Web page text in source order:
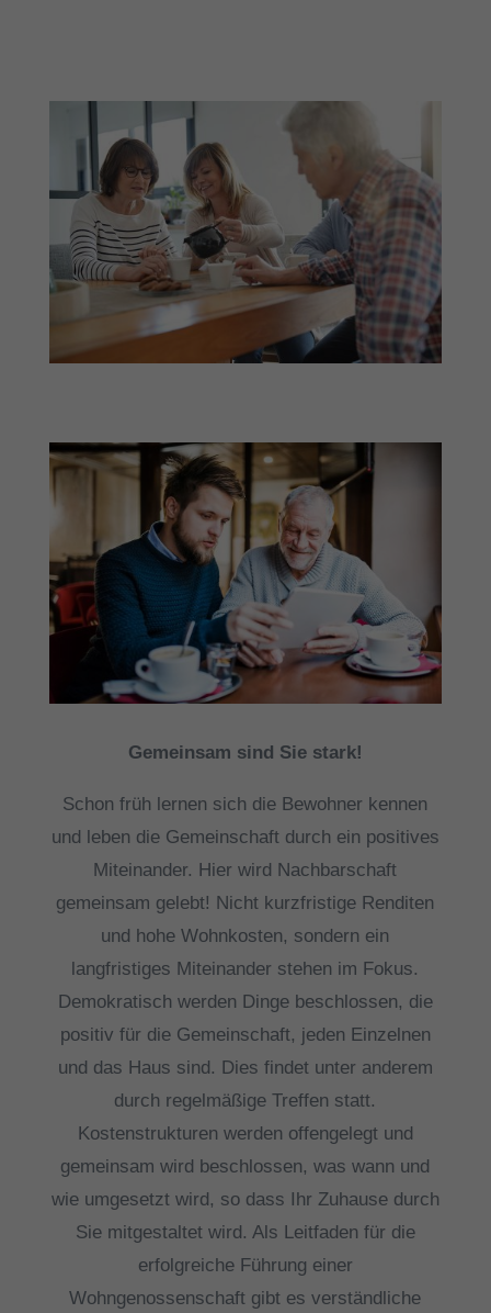
Gemeinsam sind Sie stark!
Schon früh lernen sich die Bewohner kennen
und leben die Gemeinschaft durch ein positives
Miteinander. Hier wird Nachbarschaft
gemeinsam gelebt! Nicht kurzfristige Renditen
und hohe Wohnkosten, sondern ein
langfristiges Miteinander stehen im Fokus.
Demokratisch werden Dinge beschlossen, die
positiv für die Gemeinschaft, jeden Einzelnen
und das Haus sind. Dies findet unter anderem
durch regelmäßige Treffen statt.
Kostenstrukturen werden offengelegt und
gemeinsam wird beschlossen, was wann und
wie umgesetzt wird, so dass Ihr Zuhause durch
Sie mitgestaltet wird. Als Leitfaden für die
erfolgreiche Führung einer
Wohngenossenschaft gibt es verständliche